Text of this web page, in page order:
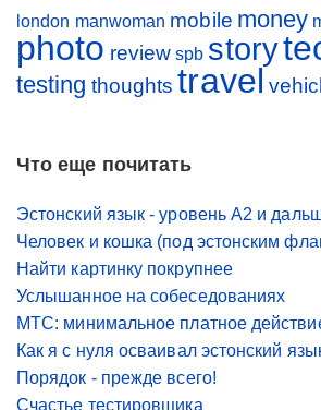
london manwoman mobile money
photo review spb story
testing thoughts travel
Что еще почитать
Эстонский язык - уровень A2 и
Человек и кошка (под эстонским
Найти картинку покрупнее
Услышанное на собеседованиях
МТС: минимальное платное
Как я с нуля осваивал эстонский
Порядок - прежде всего!
Счастье тестировщика